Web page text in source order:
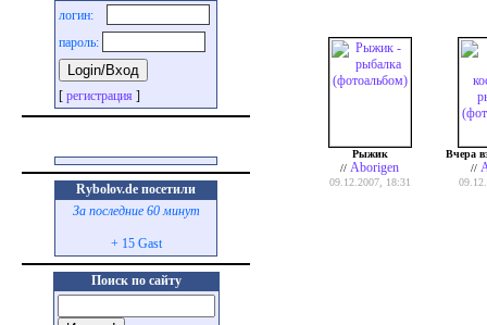
логин:
пароль:
[ регистрация ]
Rybolov.de посетили
За последние 60 минут
+ 15 Gast
Поиск по сайту
Рыжик
// Aborigen
09.12.2007, 18:31
Вчера
//